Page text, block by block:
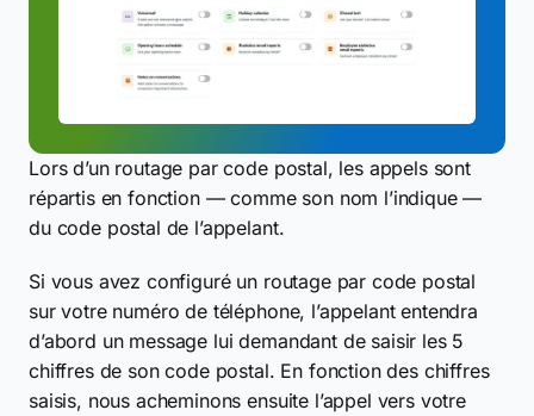
Lors d’un routage par code postal, les appels sont
répartis en fonction — comme son nom l’indique —
du code postal de l’appelant.
Si vous avez configuré un routage par code postal
sur votre numéro de téléphone, l’appelant entendra
d’abord un message lui demandant de saisir les 5
chiffres de son code postal. En fonction des chiffres
saisis, nous acheminons ensuite l’appel vers votre